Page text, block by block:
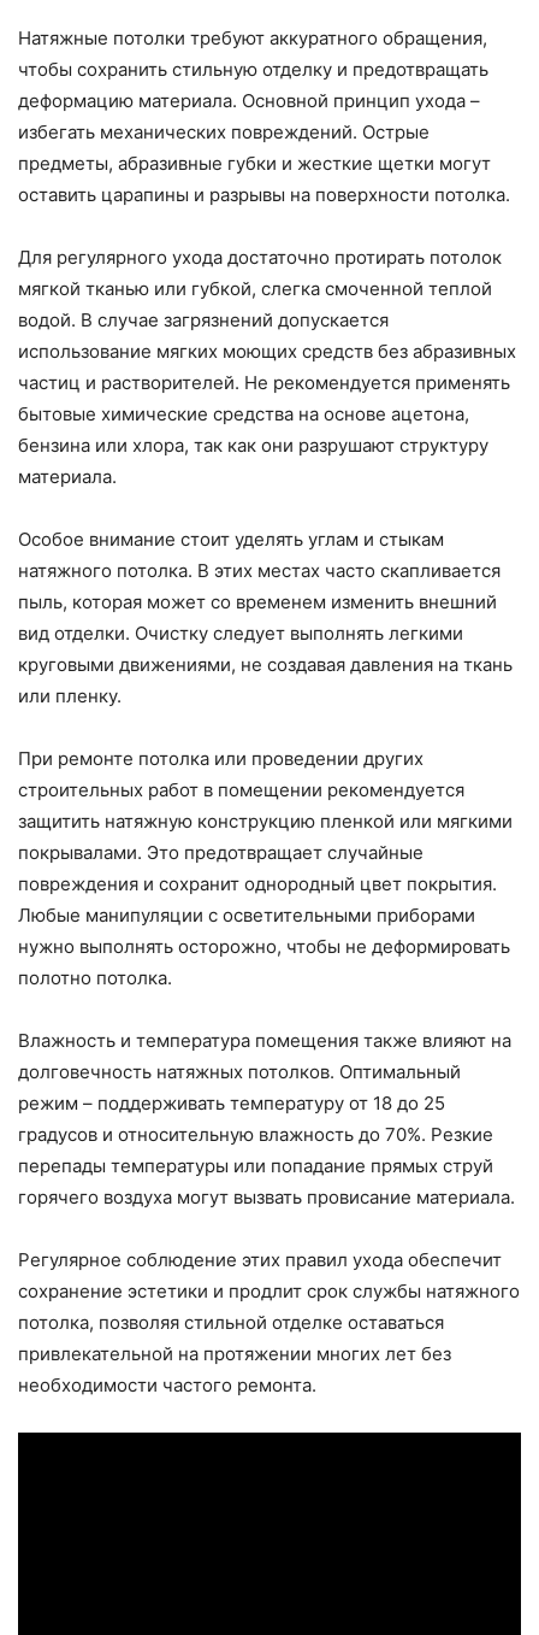
Натяжные потолки требуют аккуратного обращения,
чтобы сохранить стильную отделку и предотвращать
деформацию материала. Основной принцип ухода –
избегать механических повреждений. Острые
предметы, абразивные губки и жесткие щетки могут
оставить царапины и разрывы на поверхности потолка.
Для регулярного ухода достаточно протирать потолок
мягкой тканью или губкой, слегка смоченной теплой
водой. В случае загрязнений допускается
использование мягких моющих средств без абразивных
частиц и растворителей. Не рекомендуется применять
бытовые химические средства на основе ацетона,
бензина или хлора, так как они разрушают структуру
материала.
Особое внимание стоит уделять углам и стыкам
натяжного потолка. В этих местах часто скапливается
пыль, которая может со временем изменить внешний
вид отделки. Очистку следует выполнять легкими
круговыми движениями, не создавая давления на ткань
или пленку.
При ремонте потолка или проведении других
строительных работ в помещении рекомендуется
защитить натяжную конструкцию пленкой или мягкими
покрывалами. Это предотвращает случайные
повреждения и сохранит однородный цвет покрытия.
Любые манипуляции с осветительными приборами
нужно выполнять осторожно, чтобы не деформировать
полотно потолка.
Влажность и температура помещения также влияют на
долговечность натяжных потолков. Оптимальный
режим – поддерживать температуру от 18 до 25
градусов и относительную влажность до 70%. Резкие
перепады температуры или попадание прямых струй
горячего воздуха могут вызвать провисание материала.
Регулярное соблюдение этих правил ухода обеспечит
сохранение эстетики и продлит срок службы натяжного
потолка, позволяя стильной отделке оставаться
привлекательной на протяжении многих лет без
необходимости частого ремонта.